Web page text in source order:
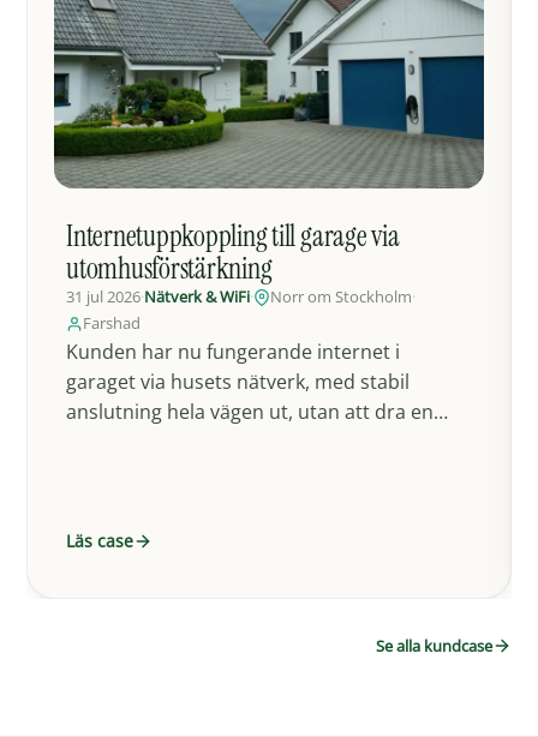
Internetuppkoppling till garage via
utomhusförstärkning
31 jul 2026·Nätverk & WiFi· Norr om Stockholm·
Farshad
Kunden har nu fungerande internet i
garaget via husets nätverk, med stabil
anslutning hela vägen ut, utan att dra en
Läs case
Se alla kundcase